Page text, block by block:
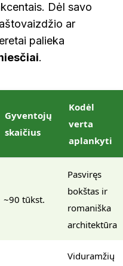
Dėl savo
ar
palieka
.
Gyventojų
skaičius
Kodėl
verta
aplankyti
~90 tūkst.
Pasviręs
bokštas ir
romaniška
architektūra
Viduramžių